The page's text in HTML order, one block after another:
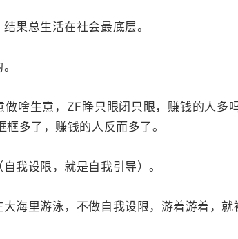
总生活在社会最底层。
生意，ZF睁只眼闭只眼，赚钱的人多
多了，赚钱的人反而多了。
设限，就是自我引导）。
里游泳，不做自我设限，游着游着，就